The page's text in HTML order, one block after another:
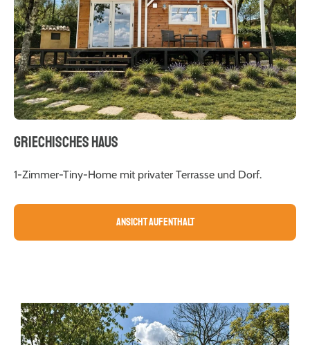
GRIECHISCHES HAUS
1-Zimmer-Tiny-Home mit privater Terrasse und Dorf.
Ansicht Aufenthalt